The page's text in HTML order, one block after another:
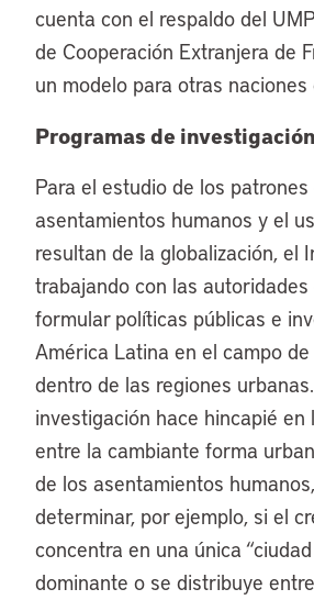
cuenta con el respaldo del
de Cooperación Extranjera de
un modelo para otras naciones
Programas de investigación
Para el estudio de los patrones
asentamientos humanos y el
resultan de la globalización, el
trabajando con las
formular políticas públicas e
América Latina en el campo
dentro de las regiones
investigación hace hincapié en
entre la cambiante forma
de los asentamientos
determinar, por ejemplo, si el
concentra en una única
dominante o se distribuye